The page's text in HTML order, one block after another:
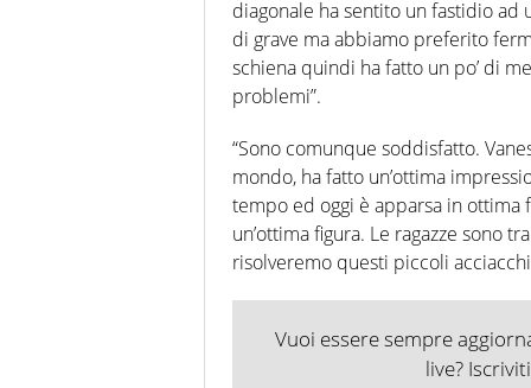
diagonale ha sentito un fastidio
di grave ma abbiamo preferito
schiena quindi ha fatto un po’ di
problemi”.
“Sono comunque soddisfatto.
mondo, ha fatto un’ottima
tempo ed oggi è apparsa in ottima
un’ottima figura. Le ragazze sono
risolveremo questi piccoli
Vuoi essere sempre
live?